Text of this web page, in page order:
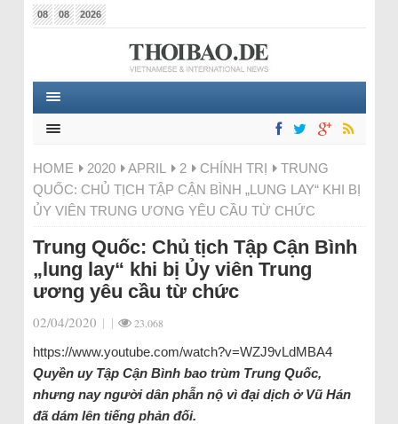
08 08 2026
HOME 2020 APRIL 2 CHÍNH TRỊ
TRUNG
QUỐC: CHỦ TỊCH TẬP CẬN BÌNH „LUNG LAY“ KHI BỊ
ỦY VIÊN TRUNG ƯƠNG YÊU CẦU TỪ CHỨC
Trung Quốc: Chủ tịch Tập Cận Bình
„lung lay“ khi bị Ủy viên Trung
ương yêu cầu từ chức
02/04/2020 | | 23.068
https://www.youtube.com/watch?v=WZJ9vLdMBA4
Quyền uy Tập Cận Bình bao trùm Trung Quốc,
nhưng nay người dân phẫn nộ vì đại dịch ở Vũ Hán
đã dám lên tiếng phản đối.